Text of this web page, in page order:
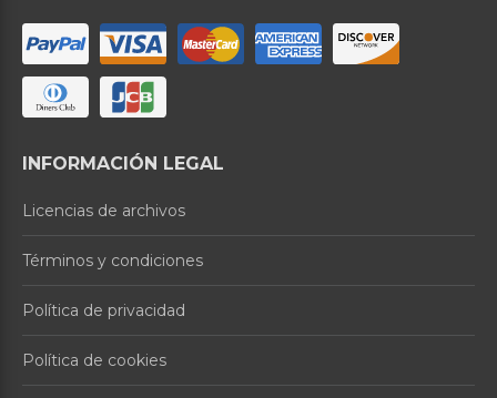
INFORMACIÓN LEGAL
Licencias de archivos
Términos y condiciones
Política de privacidad
Política de cookies